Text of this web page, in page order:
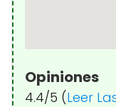
Opiniones
4.4/5 (Leer